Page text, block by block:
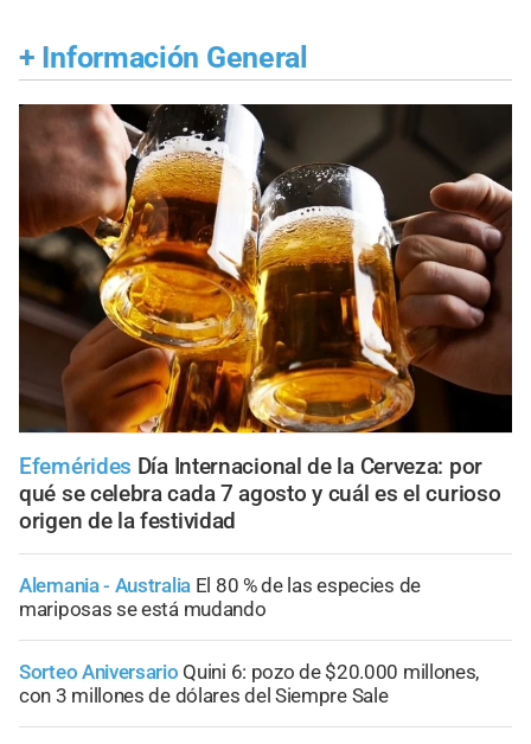
+ Información General
Efemérides Día Internacional de la Cerveza: por
qué se celebra cada 7 agosto y cuál es el curioso
origen de la festividad
Alemania - Australia El 80 % de las especies de
mariposas se está mudando
Sorteo Aniversario Quini 6: pozo de $20.000 millones,
con 3 millones de dólares del Siempre Sale